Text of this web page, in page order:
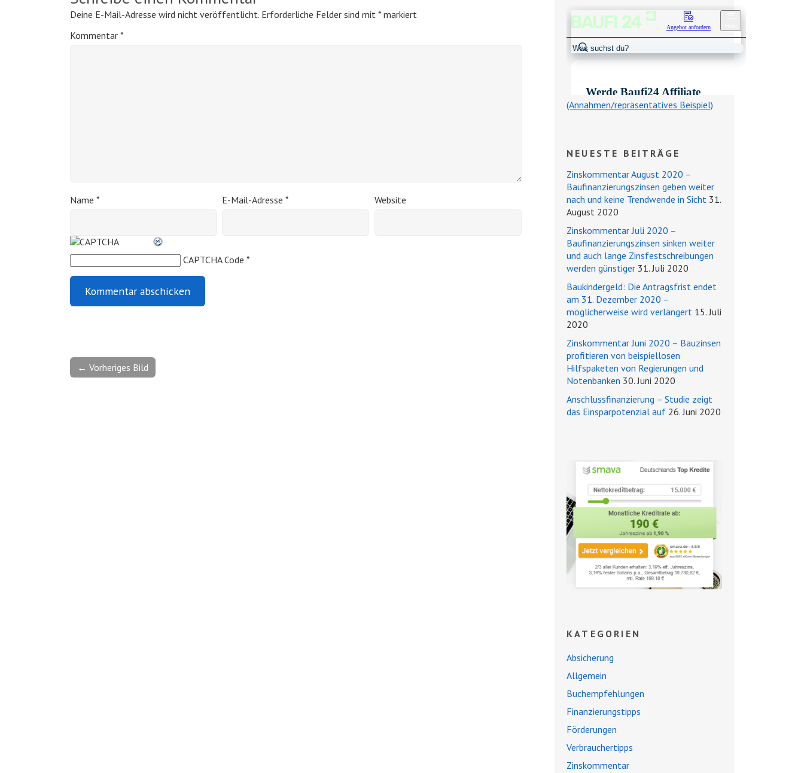
Deine E-Mail-Adresse wird nicht veröffentlicht. Erforderliche Felder sind mit * markiert
Kommentar *
Name * E-Mail-Adresse* Website
CAPTCHA Code *
← Vorheriges Bild
(Annahmen/repräsentatives Beispiel)
NEUESTE BEITRÄGE
Zinskommentar August 2020 –
Baufinanzierungszinsen geben weiter
nach und keine Trendwende in Sicht 31.
August 2020
Zinskommentar Juli 2020 –
Baufinanzierungszinsen sinken weiter
und auch lange Zinsfestschreibungen
werden günstiger 31. Juli 2020
Baukindergeld: Die Antragsfrist endet
am 31. Dezember 2020 –
möglicherweise wird verlängert 15. Juli
2020
Zinskommentar Juni 2020 – Bauzinsen
profitieren von beispiellosen
Hilfspaketen von Regierungen und
Notenbanken 30. Juni 2020
Anschlussfinanzierung – Studie zeigt
das Einsparpotenzial auf 26. Juni 2020
KATEGORIEN
Absicherung
Allgemein
Buchempfehlungen
Finanzierungstipps
Förderungen
Verbrauchertipps
Zinskommentar